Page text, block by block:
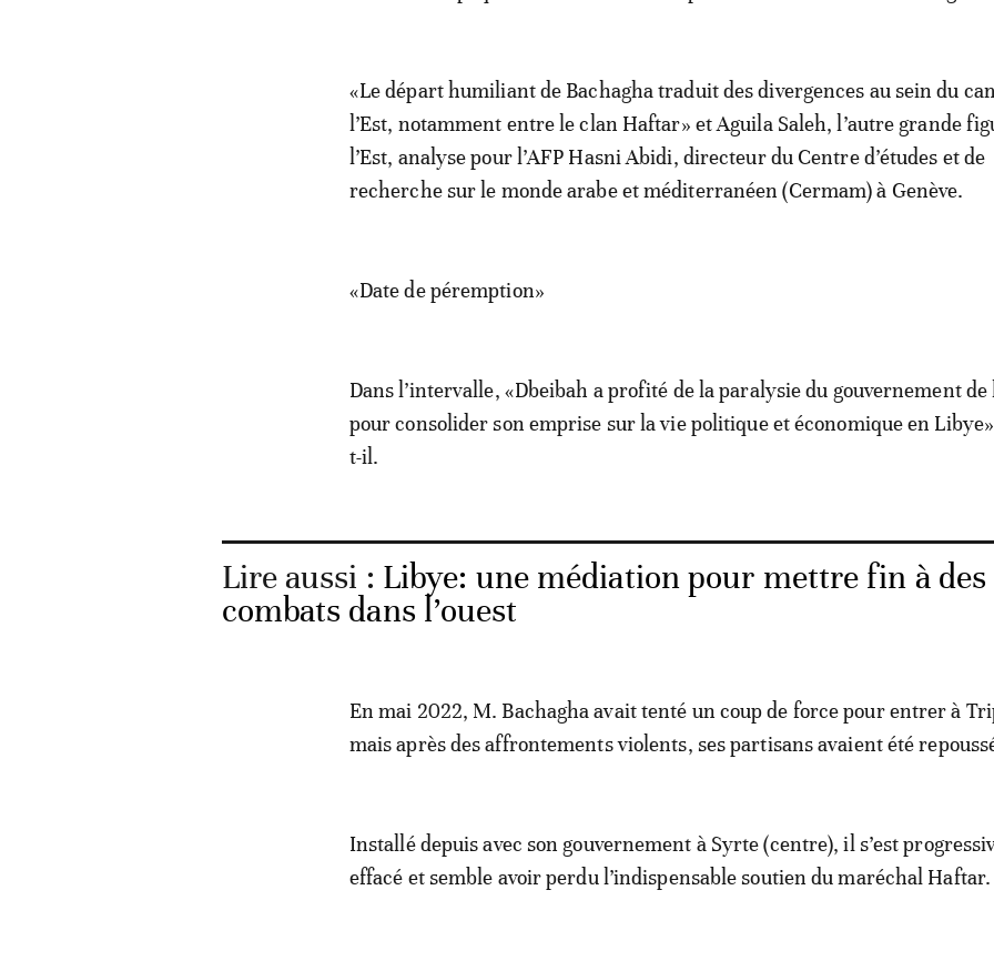
«Le départ humiliant de Bachagha traduit des divergences au sein du
l’Est, notamment entre le clan Haftar» et Aguila Saleh, l’autre grande
l’Est, analyse pour l’AFP Hasni Abidi, directeur du Centre d’études et de
recherche sur le monde arabe et méditerranéen (Cermam) à Genève.
«Date de péremption»
Dans l’intervalle, «Dbeibah a profité de la paralysie du gouvernement de
pour consolider son emprise sur la vie politique et économique en
t-il.
Lire aussi : Libye: une médiation pour mettre fin à des
combats dans l’ouest
En mai 2022, M. Bachagha avait tenté un coup de force pour entrer à
mais après des affrontements violents, ses partisans avaient été
Installé depuis avec son gouvernement à Syrte (centre), il s’est
effacé et semble avoir perdu l’indispensable soutien du maréchal Haftar.